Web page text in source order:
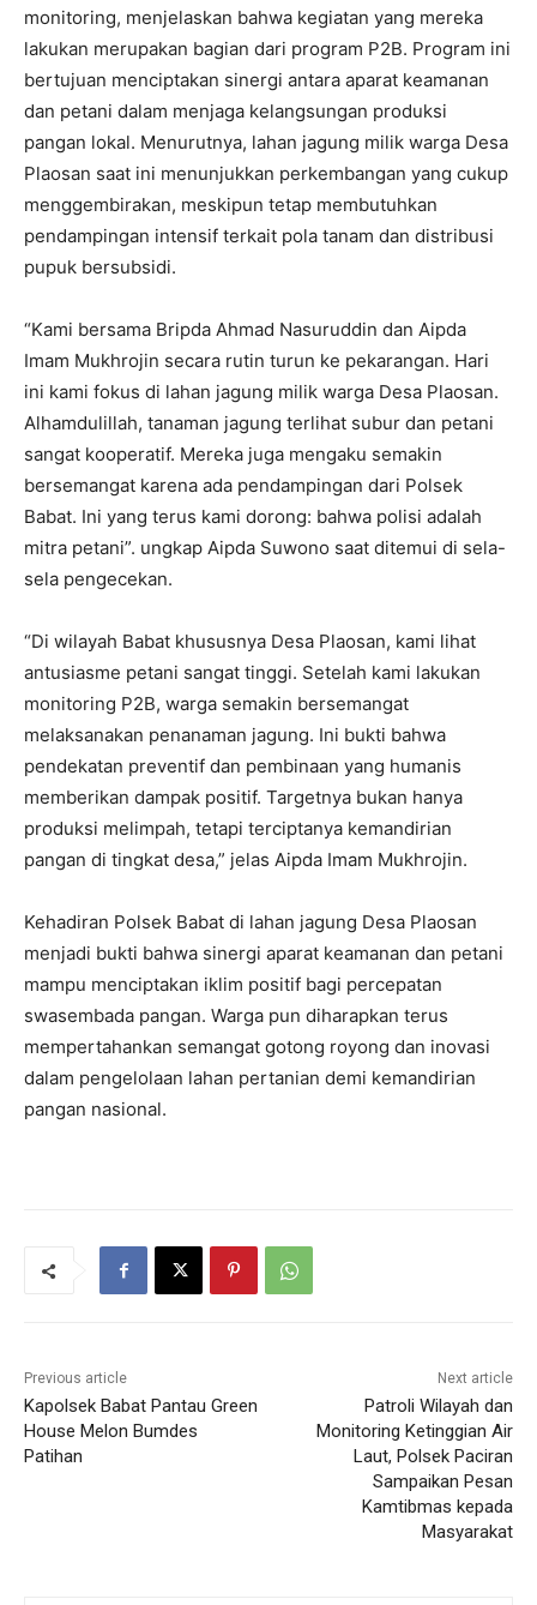
monitoring, menjelaskan bahwa kegiatan yang mereka
lakukan merupakan bagian dari program P2B. Program ini
bertujuan menciptakan sinergi antara aparat keamanan
dan petani dalam menjaga kelangsungan produksi
pangan lokal. Menurutnya, lahan jagung milik warga Desa
Plaosan saat ini menunjukkan perkembangan yang cukup
menggembirakan, meskipun tetap membutuhkan
pendampingan intensif terkait pola tanam dan distribusi
pupuk bersubsidi.
“Kami bersama Bripda Ahmad Nasuruddin dan Aipda
Imam Mukhrojin secara rutin turun ke pekarangan. Hari
ini kami fokus di lahan jagung milik warga Desa Plaosan.
Alhamdulillah, tanaman jagung terlihat subur dan petani
sangat kooperatif. Mereka juga mengaku semakin
bersemangat karena ada pendampingan dari Polsek
Babat. Ini yang terus kami dorong: bahwa polisi adalah
mitra petani”. ungkap Aipda Suwono saat ditemui di sela-
sela pengecekan.
“Di wilayah Babat khususnya Desa Plaosan, kami lihat
antusiasme petani sangat tinggi. Setelah kami lakukan
monitoring P2B, warga semakin bersemangat
melaksanakan penanaman jagung. Ini bukti bahwa
pendekatan preventif dan pembinaan yang humanis
memberikan dampak positif. Targetnya bukan hanya
produksi melimpah, tetapi terciptanya kemandirian
pangan di tingkat desa,” jelas Aipda Imam Mukhrojin.
Kehadiran Polsek Babat di lahan jagung Desa Plaosan
menjadi bukti bahwa sinergi aparat keamanan dan petani
mampu menciptakan iklim positif bagi percepatan
swasembada pangan. Warga pun diharapkan terus
mempertahankan semangat gotong royong dan inovasi
dalam pengelolaan lahan pertanian demi kemandirian
pangan nasional.
Previous article
Kapolsek Babat Pantau Green
House Melon Bumdes
Patihan
Next article
Patroli Wilayah dan
Monitoring Ketinggian Air
Laut, Polsek Paciran
Sampaikan Pesan
Kamtibmas kepada
Masyarakat